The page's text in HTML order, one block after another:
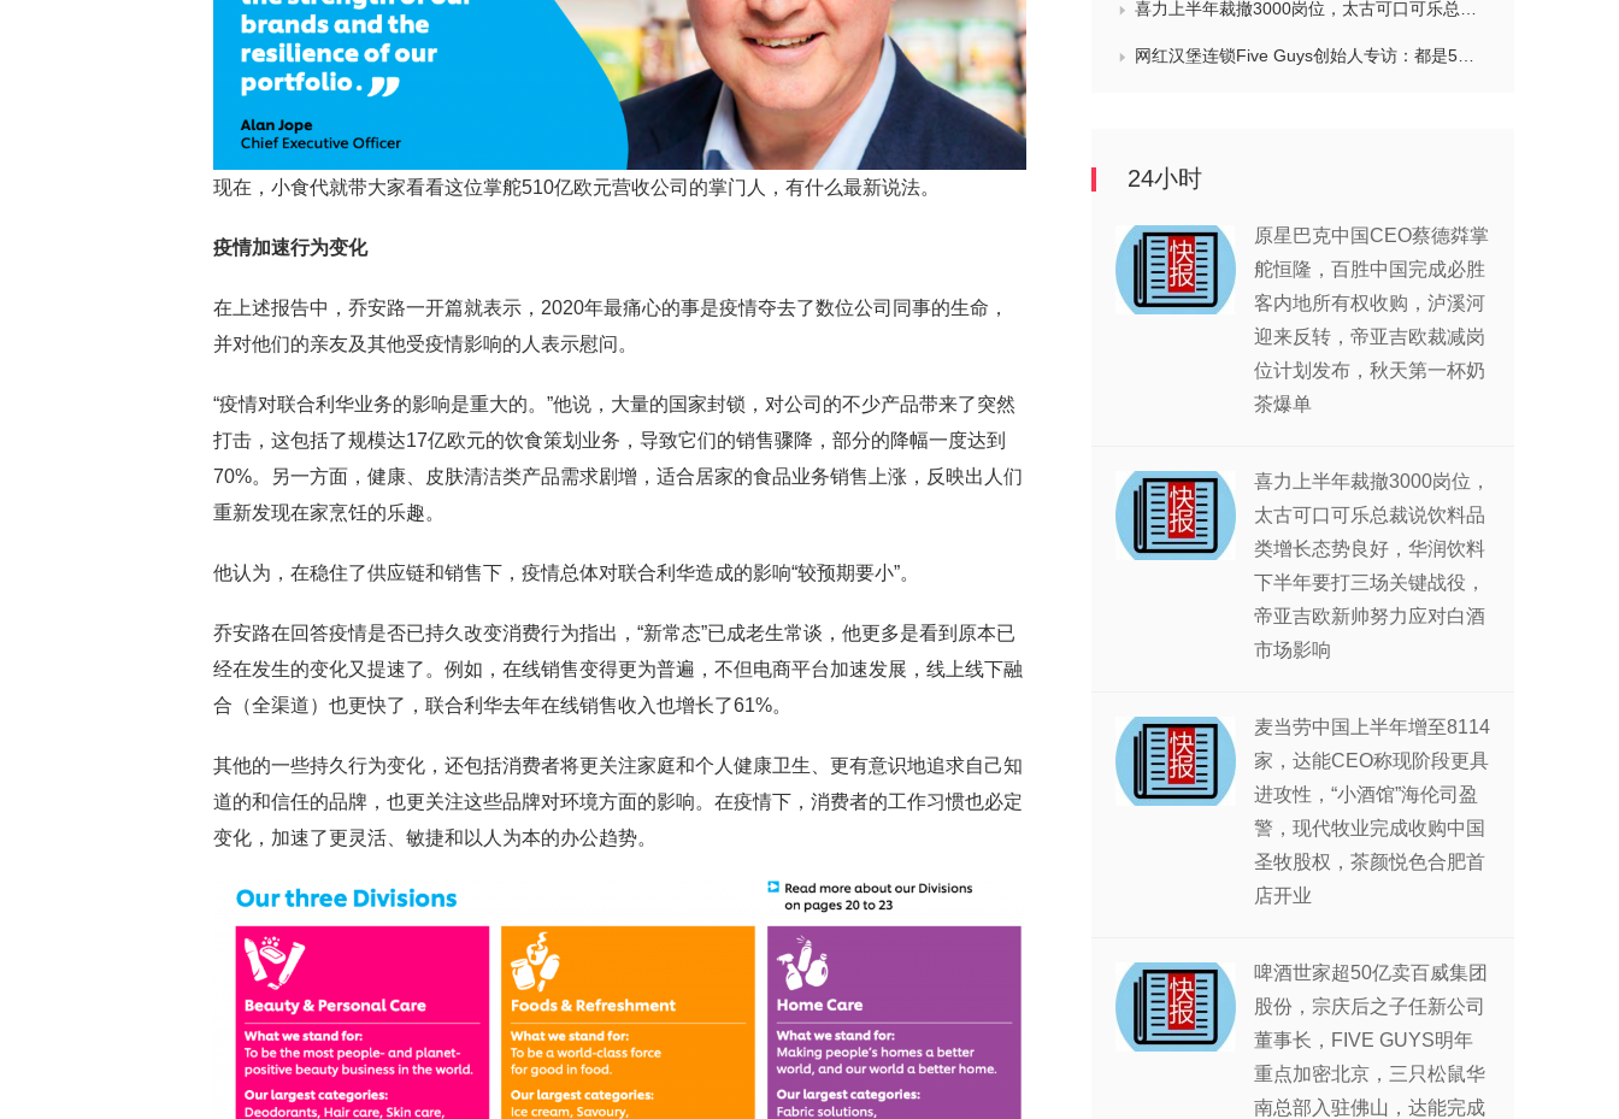
现在，小食代就带大家看看这位掌舵510亿欧元营收公司的掌门人，有什么最新说法。
疫情加速行为变化
在上述报告中，乔安路一开篇就表示，2020年最痛心的事是疫情夺去了数位公司同事的生命，
并对他们的亲友及其他受疫情影响的人表示慰问。
“疫情对联合利华业务的影响是重大的。”他说，大量的国家封锁，对公司的不少产品带来了突然
打击，这包括了规模达17亿欧元的饮食策划业务，导致它们的销售骤降，部分的降幅一度达到
70%。另一方面，健康、皮肤清洁类产品需求剧增，适合居家的食品业务销售上涨，反映出人们
重新发现在家烹饪的乐趣。
他认为，在稳住了供应链和销售下，疫情总体对联合利华造成的影响“较预期要小”。
乔安路在回答疫情是否已持久改变消费行为指出，“新常态”已成老生常谈，他更多是看到原本已
经在发生的变化又提速了。例如，在线销售变得更为普遍，不但电商平台加速发展，线上线下融
合（全渠道）也更快了，联合利华去年在线销售收入也增长了61%。
其他的一些持久行为变化，还包括消费者将更关注家庭和个人健康卫生、更有意识地追求自己知
道的和信任的品牌，也更关注这些品牌对环境方面的影响。在疫情下，消费者的工作习惯也必定
变化，加速了更灵活、敏捷和以人为本的办公趋势。
喜力上半年裁撤3000岗位，太古可口可乐总裁说饮料品类增长态势良好，华润饮料下半年要打三场关键战役，帝亚吉欧新帅努力应对白酒市场影响
网红汉堡连锁Five Guys创始人专访：都是5个儿子和妻子在打理，绝不会与麦当劳正面竞争，要公司上市或卖盘的建议不时出现
24小时
原星巴克中国CEO蔡德粦掌
舵恒隆，百胜中国完成必胜
客内地所有权收购，泸溪河
迎来反转，帝亚吉欧裁减岗
位计划发布，秋天第一杯奶
茶爆单
喜力上半年裁撤3000岗位，
太古可口可乐总裁说饮料品
类增长态势良好，华润饮料
下半年要打三场关键战役，
帝亚吉欧新帅努力应对白酒
市场影响
麦当劳中国上半年增至8114
家，达能CEO称现阶段更具
进攻性，“小酒馆”海伦司盈
警，现代牧业完成收购中国
圣牧股权，茶颜悦色合肥首
店开业
啤酒世家超50亿卖百威集团
股份，宗庆后之子任新公司
董事长，FIVE GUYS明年
重点加密北京，三只松鼠华
南总部入驻佛山，达能完成